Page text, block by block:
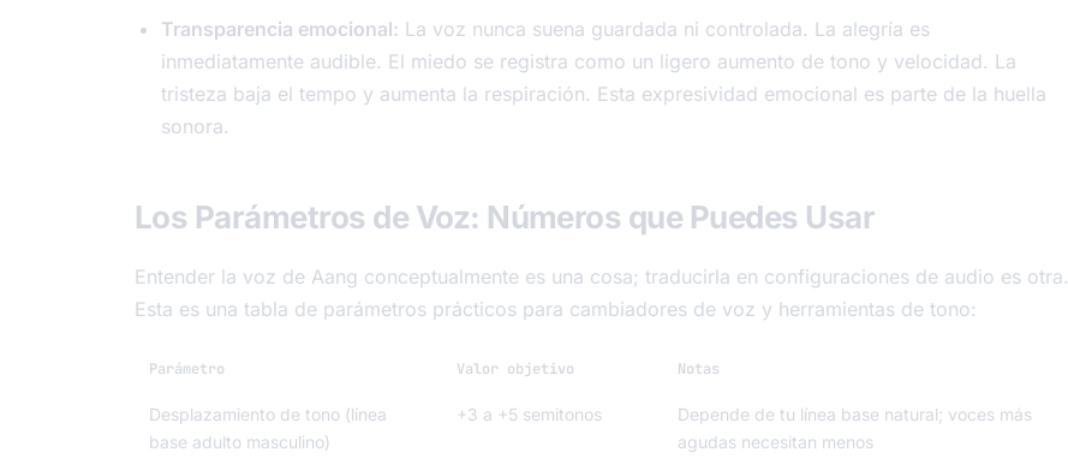
Transparencia emocional: La voz nunca suena guardada ni controlada. La alegría es
inmediatamente audible. El miedo se registra como un ligero aumento de tono y velocidad. La
tristeza baja el tempo y aumenta la respiración. Esta expresividad emocional es parte de la huella
sonora.
Los Parámetros de Voz: Números que Puedes Usar
Entender la voz de Aang conceptualmente es una cosa; traducirla en configuraciones de audio es otra.
Esta es una tabla de parámetros prácticos para cambiadores de voz y herramientas de tono:
Parámetro Valor objetivo Notas
Desplazamiento de tono (línea
base adulto masculino)
+3 a +5 semitonos
Depende de tu línea base natural; voces más
agudas necesitan menos